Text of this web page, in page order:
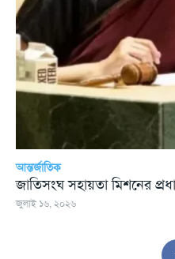
আন্তর্জাতিক
জাতিসংঘ সহায়তা মিশনের
জুলাই ১৬, ২০২৬